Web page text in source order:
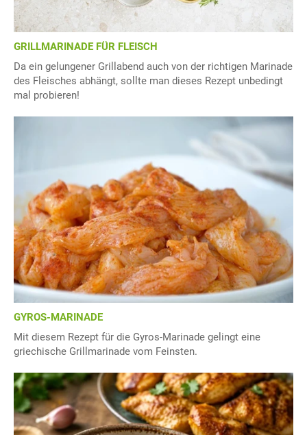
GRILLMARINADE FÜR FLEISCH
Da ein gelungener Grillabend auch von der richtigen Marinade
des Fleisches abhängt, sollte man dieses Rezept unbedingt
mal probieren!
GYROS-MARINADE
Mit diesem Rezept für die Gyros-Marinade gelingt eine
griechische Grillmarinade vom Feinsten.